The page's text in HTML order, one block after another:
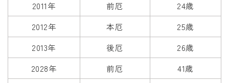
学年早見表
漢字の配当学年検索
偏差値から上位何％計算
2011年
前厄
24歳
2012年
本厄
25歳
2013年
後厄
26歳
2028年
前厄
41歳